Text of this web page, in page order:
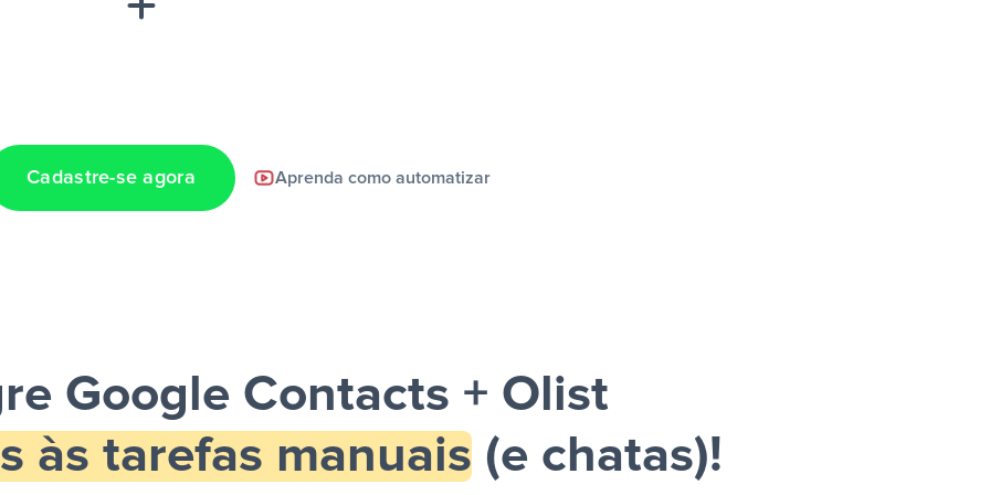
notificação ser
Cadastre-se agora Aprenda como automatizar
Google Contacts + Olist
às tarefas manuais (e chatas)!